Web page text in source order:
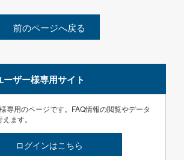
前のページへ戻る
ザー様専用サイト
専用のページです。FAQ情報の閲覧やデータ
ます。
ログインはこちら